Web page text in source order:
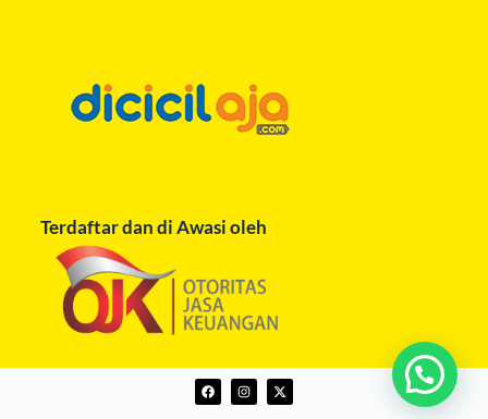
Terdaftar dan di Awasi oleh